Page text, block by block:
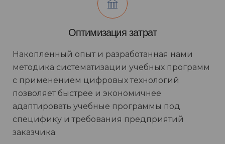
Оптимизация затрат
Накопленный опыт и разработанная нами
методика систематизации учебных программ
с применением цифровых технологий
позволяет быстрее и экономичнее
адаптировать учебные программы под
специфику и требования предприятий
заказчика.